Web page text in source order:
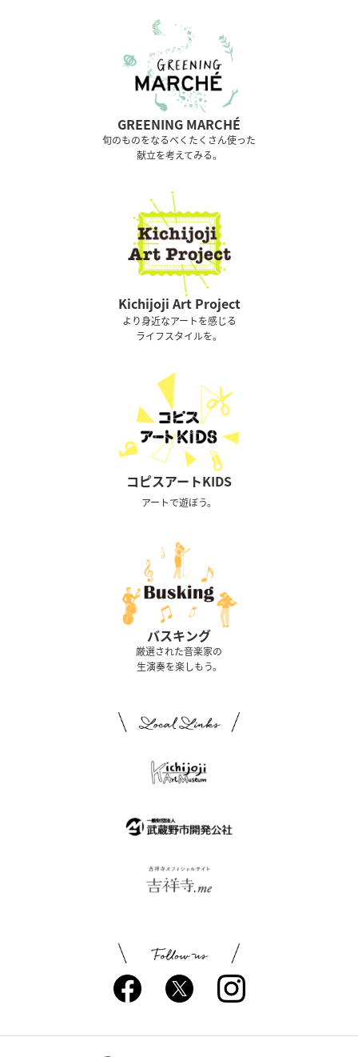
GREENING MARCHÉ
旬のものをなるべくたくさん使った
献立を考えてみる。
Kichijoji Art Project
より身近なアートを感じる
ライフスタイルを。
コピスアートKIDS
アートで遊ぼう。
バスキング
厳選された音楽家の
生演奏を楽しもう。